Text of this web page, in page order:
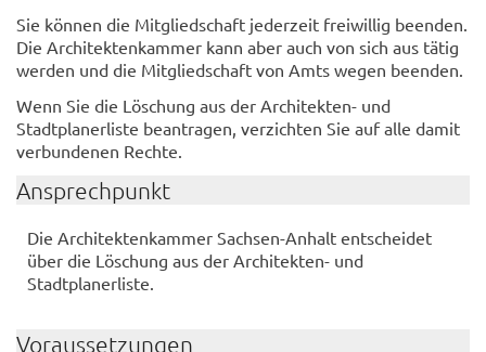
Sie können die Mitgliedschaft jederzeit freiwillig beenden.
Die Architektenkammer kann aber auch von sich aus tätig
werden und die Mitgliedschaft von Amts wegen beenden.
Wenn Sie die Löschung aus der Architekten- und
Stadtplanerliste beantragen, verzichten Sie auf alle damit
verbundenen Rechte.
Ansprechpunkt
Die Architektenkammer Sachsen-Anhalt entscheidet
über die Löschung aus der Architekten- und
Stadtplanerliste.
Voraussetzungen